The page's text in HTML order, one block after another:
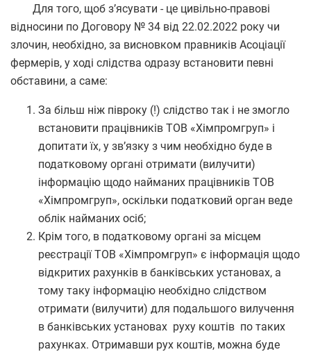
Для того, щоб з’ясувати - це цивільно-правові
відносини по Договору № 34 від 22.02.2022 року чи
злочин, необхідно, за висновком правників Асоціації
фермерів, у ході слідства одразу встановити певні
обставини, а саме:
За більш ніж півроку (!) слідство так і не змогло
встановити працівників ТОВ «Хімпромгруп» і
допитати їх, у зв’язку з чим необхідно буде в
податковому органі отримати (вилучити)
інформацію щодо найманих працівників ТОВ
«Хімпромгруп», оскільки податковий орган веде
облік найманих осіб;
Крім того, в податковому органі за місцем
реєстрації ТОВ «Хімпромгруп» є інформація щодо
відкритих рахунків в банківських установах, а
тому таку інформацію необхідно слідством
отримати (вилучити) для подальшого вилучення
в банківських установах руху коштів по таких
рахунках. Отримавши рух коштів, можна буде